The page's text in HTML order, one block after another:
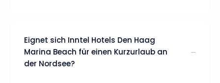
Eignet sich Inntel Hotels Den Haag
Marina Beach für einen Kurzurlaub an
der Nordsee?